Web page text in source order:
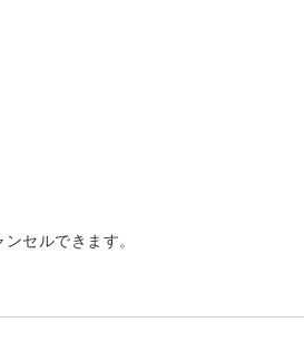
セルできます。